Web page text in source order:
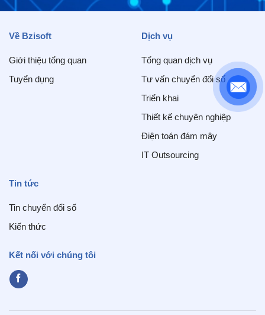
Về Bzisoft
Giới thiệu tổng quan
Tuyển dụng
Dịch vụ
Tổng quan dịch vụ
Tư vấn chuyển đổi số
Triển khai
Thiết kế chuyên nghiệp
Điện toán đám mây
IT Outsourcing
Tin tức
Tin chuyển đổi số
Kiến thức
Kết nối với chúng tôi